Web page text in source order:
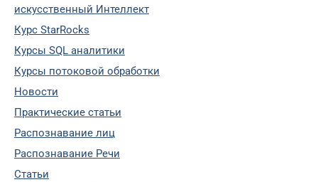
искусственный Интеллект
Курс StarRocks
Курсы SQL аналитики
Курсы потоковой обработки
Новости
Практические статьи
Распознавание лиц
Распознавание Речи
Статьи